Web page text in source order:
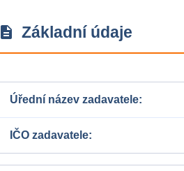
description Základní údaje
Úřední název zadavatele
IČO zadavatele